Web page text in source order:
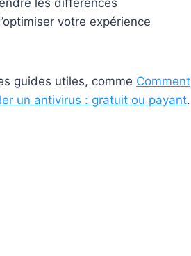
les différences
votre expérience
guides utiles, comme Comment
un antivirus : gratuit ou payant.